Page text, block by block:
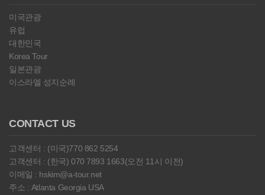
미국관광
유럽
대한민국
Korea Tour
일본관광
이스라엘 성지순례
CONTACT US
고객센터 : (미국)770 862 5254
고객센터 : (한국) 070 7893 1663(오전 11시 이전)
이메일 : hskim@a-tour.net
주소 : Atlanta Georgia USA